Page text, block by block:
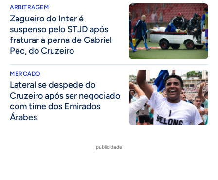
ARBITRAGEM
Zagueiro do Inter é
suspenso pelo STJD após
fraturar a perna de Gabriel
Pec, do Cruzeiro
MERCADO
Lateral se despede do
Cruzeiro após ser negociado
com time dos Emirados
Árabes
publicidade